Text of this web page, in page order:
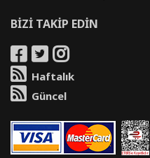
BİZİ TAKİP EDİN
Haftalık
Güncel